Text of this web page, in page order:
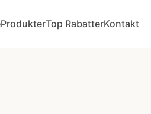
ProdukterTop RabatterKontakt